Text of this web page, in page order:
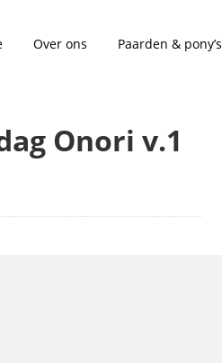
Over ons Paarden & pony’s
Onori v.1